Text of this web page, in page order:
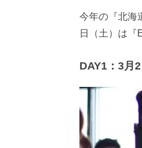
今年の『北海
日（土）は『
DAY1：3月2